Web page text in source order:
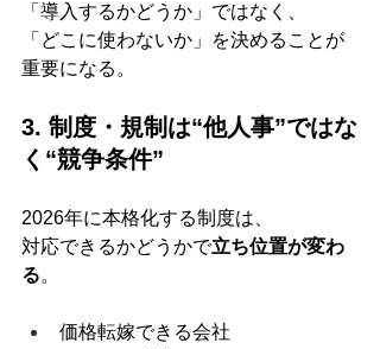
「導入するかどうか」ではなく、
「どこに使わないか」を決めることが
重要になる。
3. 制度・規制は“他人事”ではな
く“競争条件”
2026年に本格化する制度は、
対応できるかどうかで立ち位置が変わ
る。
価格転嫁できる会社